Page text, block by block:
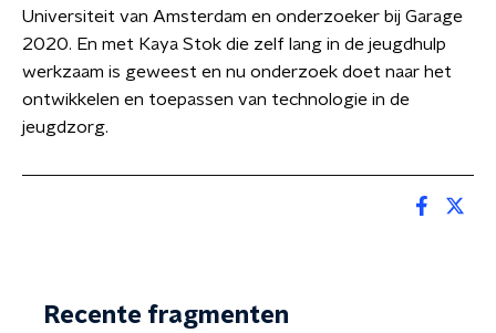
Universiteit van Amsterdam en onderzoeker bij Garage
2020. En met Kaya Stok die zelf lang in de jeugdhulp
werkzaam is geweest en nu onderzoek doet naar het
ontwikkelen en toepassen van technologie in de
jeugdzorg.
Recente fragmenten